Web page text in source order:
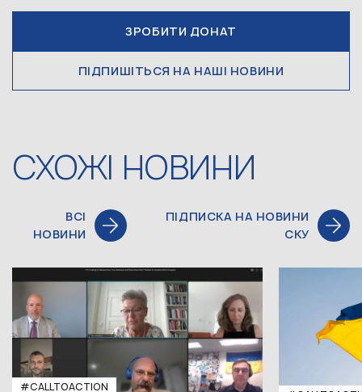
ЗРОБИТИ ДОНАТ
ПІДПИШІТЬСЯ НА НАШІ НОВИНИ
СХОЖІ НОВИНИ
ВСІ
НОВИНИ
ПІДПИСКА НА НОВИНИ
СКУ
#CALLTOACTION